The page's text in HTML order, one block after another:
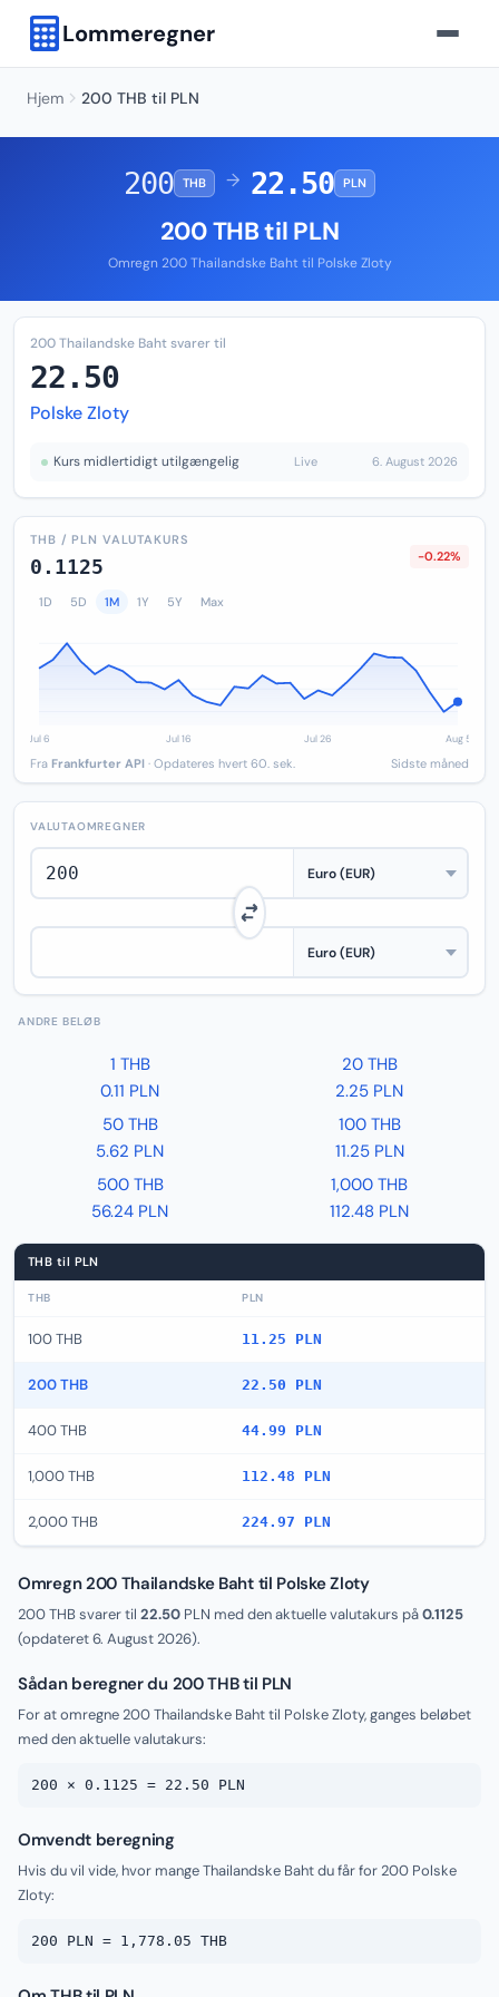
Lommeregner
Hjem 200 THB til PLN
200 THB → 22.50 PLN
200 THB til PLN
Omregn 200 Thailandske Baht til Polske Zloty
200 Thailandske Baht svarer til
22.50
Polske Zloty
Kurs midlertidigt utilgængelig Live 6. August 2026
THB / PLN VALUTAKURS
0.1125 -0.22%
1D 5D 1M 1Y 5Y Max
Fra Frankfurter API · Opdateres hvert 60. sek. Sidste måned
VALUTAOMREGNER
ANDRE BELØB
1 THB
0.11 PLN
20 THB
2.25 PLN
50 THB
5.62 PLN
100 THB
11.25 PLN
500 THB
56.24 PLN
1,000 THB
112.48 PLN
THB til PLN
THB PLN
100 THB 11.25 PLN
200 THB 22.50 PLN
400 THB 44.99 PLN
1,000 THB 112.48 PLN
2,000 THB 224.97 PLN
Omregn 200 Thailandske Baht til Polske Zloty
200 THB svarer til 22.50 PLN med den aktuelle valutakurs på0.1125
(opdateret6. August 2026).
Sådan beregner du 200 THB til PLN
For at omregne 200 Thailandske Baht til Polske Zloty, ganges beløbet
med den aktuelle valutakurs:
200 × 0.1125 = 22.50 PLN
Omvendt beregning
Hvis du vil vide, hvor mange Thailandske Baht du får for 200 Polske
Zloty:
200 PLN = 1,778.05 THB